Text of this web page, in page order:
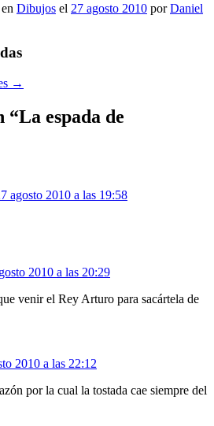
Dibujos el 27 agosto 2010 porDaniel
→
“La espada de
agosto 2010 a las 19:58
2010 a las 20:29
venir el Rey Arturo para sacártela de
2010 a las 22:12
por la cual la tostada cae siempre del